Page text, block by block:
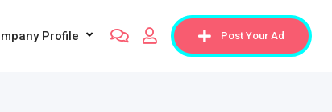
Post Your Ad
Profile